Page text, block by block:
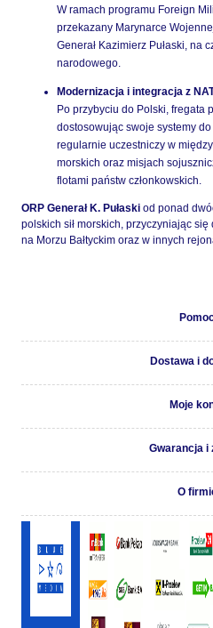
W ramach programu Foreign
przekazany Marynarce
Generał Kazimierz Pułaski, na
narodowego.
Modernizacja i integracja z
Po przybyciu do Polski, fregata
dostosowując swoje systemy
regularnie uczestniczy w
morskich oraz misjach
flotami państw członkowskich.
ORP Generał K. Pułaski od ponad
polskich sił morskich, przyczyniając
na Morzu Bałtyckim oraz w innych
Dostawa i
Moje
Gwarancja i
O